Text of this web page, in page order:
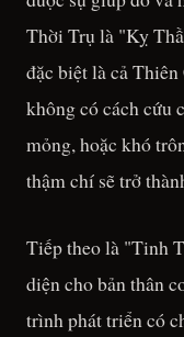
Thời Trụ là "Kỵ
đặc biệt là cả
không có cách cứu
mỏng, hoặc khó
thậm chí sẽ trở
Tiếp theo là "Tinh
diện cho bản thân
trình phát triển có